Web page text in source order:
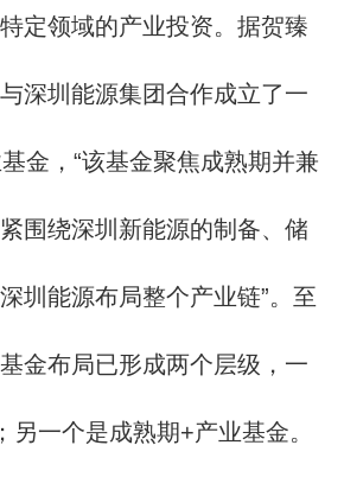
定领域的产业投资。据贺臻
深圳能源集团合作成立了一
金，“该基金聚焦成熟期并兼
围绕深圳新能源的制备、储
圳能源布局整个产业链”。至
金布局已形成两个层级，一
另一个是成熟期+产业基金。